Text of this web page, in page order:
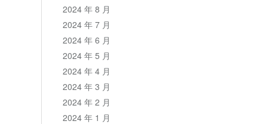
2024 年 8 月
2024 年 7 月
2024 年 6 月
2024 年 5 月
2024 年 4 月
2024 年 3 月
2024 年 2 月
2024 年 1 月